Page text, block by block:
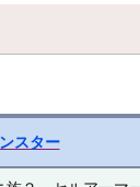
スター